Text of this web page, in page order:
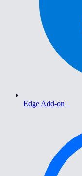
Edge Add-on